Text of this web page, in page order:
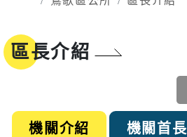
區長介紹
機關介紹 機關首長